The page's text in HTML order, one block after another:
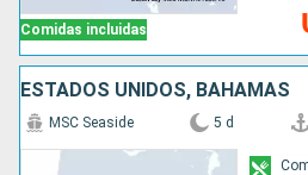
Comidas incluidas
ESTADOS UNIDOS, BAHAMAS
MSC Seaside 5 d